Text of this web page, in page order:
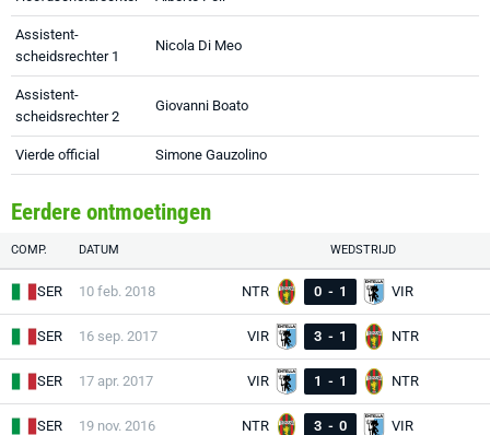
Assistent-
scheidsrechter 1
Nicola Di Meo
Assistent-
scheidsrechter 2
Giovanni Boato
Vierde official Simone Gauzolino
Eerdere ontmoetingen
COMP. DATUM WEDSTRIJD
SER 10 feb. 2018 NTR 0 - 1 VIR
SER 16 sep. 2017 VIR 3 - 1 NTR
SER 17 apr. 2017 VIR 1 - 1 NTR
SER 19 nov. 2016 NTR 3 - 0 VIR